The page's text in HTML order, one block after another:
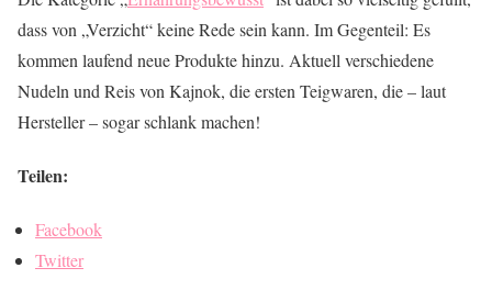
dass von „Verzicht“ keine Rede sein kann. Im Gegenteil: Es
kommen laufend neue Produkte hinzu. Aktuell verschiedene
Nudeln und Reis von Kajnok, die ersten Teigwaren, die – laut
Hersteller – sogar schlank machen!
Teilen:
Facebook
Twitter